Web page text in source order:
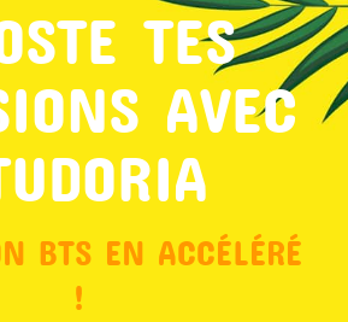
TES
AVEC
BTS EN ACCÉLÉRÉ
!